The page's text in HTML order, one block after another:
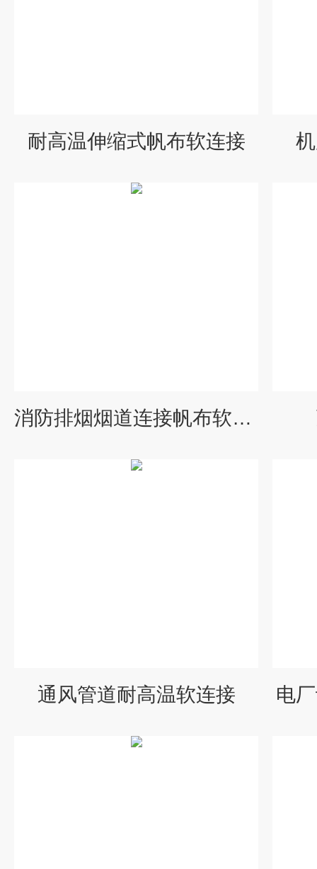
耐高温伸缩式帆布软连接
消防排烟烟道连接帆布软连接
通风管道耐高温软连接 电